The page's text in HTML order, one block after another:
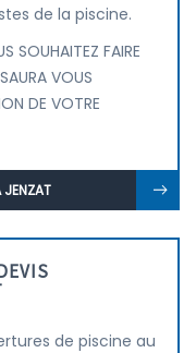
de la piscine.
SOUHAITEZ FAIRE
VOUS
DE VOTRE
JENZAT
de piscine au